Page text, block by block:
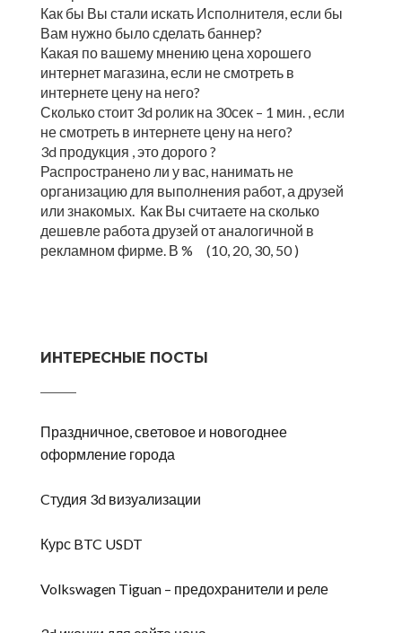
Как бы Вы стали искать Исполнителя, если бы
Вам нужно было сделать баннер?
Какая по вашему мнению цена хорошего
интернет магазина, если не смотреть в
интернете цену на него?
Сколько стоит 3d ролик на 30сек – 1 мин. , если
не смотреть в интернете цену на него?
3d продукция , это дорого ?
Распространено ли у вас, нанимать не
организацию для выполнения работ, а друзей
или знакомых. Как Вы считаете на сколько
дешевле работа друзей от аналогичной в
рекламном фирме. В % (10, 20, 30, 50 )
ИНТЕРЕСНЫЕ ПОСТЫ
Праздничное, световое и новогоднее
оформление города
Cтудия 3d визуализации
Курс BTC USDT
Volkswagen Tiguan – предохранители и реле